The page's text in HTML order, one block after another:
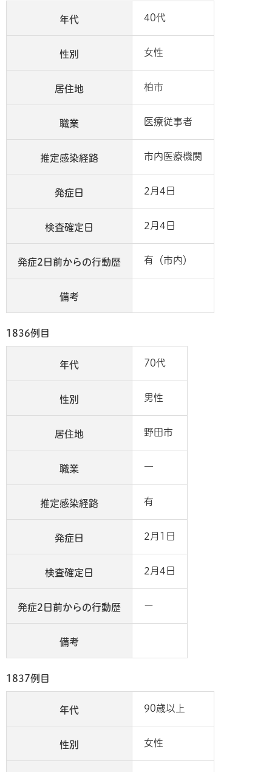
年代 40代
性別 女性
居住地 柏市
職業 医療従事者
推定感染経路 市内医療機関
発症日 2月4日
検査確定日 2月4日
発症2日前からの行動歴 有（市内）
備考
1836例目
年代 70代
性別 男性
居住地 野田市
職業 ―
推定感染経路 有
発症日 2月1日
検査確定日 2月4日
発症2日前からの行動歴 ー
備考
1837例目
年代 90歳以上
性別 女性